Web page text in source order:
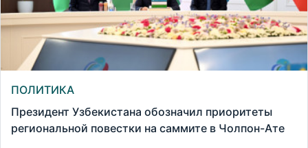
ПОЛИТИКА
Президент Узбекистана обозначил приоритеты
региональной повестки на саммите в Чолпон-Ате